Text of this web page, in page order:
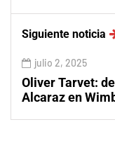
Siguiente noticia
julio 2, 2025
Oliver Tarvet:
Alcaraz en